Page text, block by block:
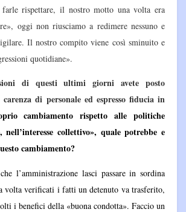
rispettare, il nostro motto una volta era
oggi non riusciamo a redimere nessuno e
Il nostro compito viene così sminuito e
quotidiane».
di questi ultimi giorni avete posto
carenza di personale ed espresso fiducia in
cambiamento rispetto alle politiche
nell’interesse collettivo», quale potrebbe e
cambiamento?
l’amministrazione lasci passare in sordina
volta verificati i fatti un detenuto va trasferito,
i benefici della «buona condotta». Faccio un